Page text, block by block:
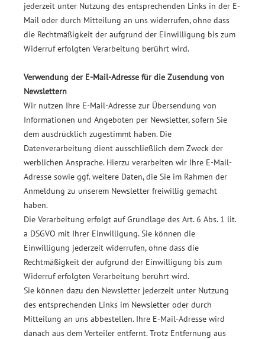
jederzeit unter Nutzung des entsprechenden Links in der E-
Mail oder durch Mitteilung an uns widerrufen, ohne dass
die Rechtmäßigkeit der aufgrund der Einwilligung bis zum
Widerruf erfolgten Verarbeitung berührt wird.
Verwendung der E-Mail-Adresse für die Zusendung von
Newslettern
Wir nutzen Ihre E-Mail-Adresse zur Übersendung von
Informationen und Angeboten per Newsletter, sofern Sie
dem ausdrücklich zugestimmt haben. Die
Datenverarbeitung dient ausschließlich dem Zweck der
werblichen Ansprache. Hierzu verarbeiten wir Ihre E-Mail-
Adresse sowie ggf. weitere Daten, die Sie im Rahmen der
Anmeldung zu unserem Newsletter freiwillig gemacht
haben.
Die Verarbeitung erfolgt auf Grundlage des Art. 6 Abs. 1 lit.
a DSGVO mit Ihrer Einwilligung. Sie können die
Einwilligung jederzeit widerrufen, ohne dass die
Rechtmäßigkeit der aufgrund der Einwilligung bis zum
Widerruf erfolgten Verarbeitung berührt wird.
Sie können dazu den Newsletter jederzeit unter Nutzung
des entsprechenden Links im Newsletter oder durch
Mitteilung an uns abbestellen. Ihre E-Mail-Adresse wird
danach aus dem Verteiler entfernt. Trotz Entfernung aus